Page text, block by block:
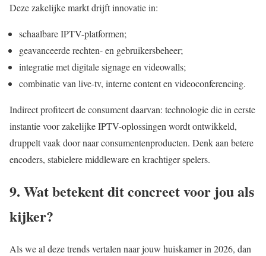
Deze zakelijke markt drijft innovatie in:
schaalbare IPTV-platformen;
geavanceerde rechten- en gebruikersbeheer;
integratie met digitale signage en videowalls;
combinatie van live-tv, interne content en videoconferencing.
Indirect profiteert de consument daarvan: technologie die in eerste
instantie voor zakelijke IPTV-oplossingen wordt ontwikkeld,
druppelt vaak door naar consumentenproducten. Denk aan betere
encoders, stabielere middleware en krachtiger spelers.
9. Wat betekent dit concreet voor jou als
kijker?
Als we al deze trends vertalen naar jouw huiskamer in 2026, dan